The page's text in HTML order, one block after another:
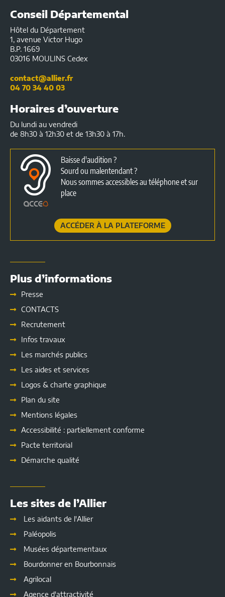
Conseil Départemental
Hôtel du Département
1, avenue Victor Hugo
B.P. 1669
03016 MOULINS Cedex
contact@allier.fr
04 70 34 40 03
Horaires d’ouverture
Du lundi au vendredi
de 8h30 à 12h30 et de 13h30 à 17h.
Baisse d'audition ?
Sourd ou malentendant ?
Nous sommes accessibles au téléphone et sur
place
ACCÉDER À LA PLATEFORME
Plus d’informations
Presse
CONTACTS
Recrutement
Infos travaux
Les marchés publics
Les aides et services
Logos & charte graphique
Plan du site
Mentions légales
Accessibilité : partiellement conforme
Pacte territorial
Démarche qualité
Les sites de l’Allier
Les aidants de l'Allier
Paléopolis
Musées départementaux
Bourdonner en Bourbonnais
Agrilocal
Agence d'attractivité